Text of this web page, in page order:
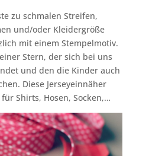
zu schmalen Streifen,
und/oder Kleidergröße
mit einem Stempelmotiv.
Stern, der sich bei uns
und den die Kinder auch
Diese Jerseyeinnäher
Shirts, Hosen, Socken,…